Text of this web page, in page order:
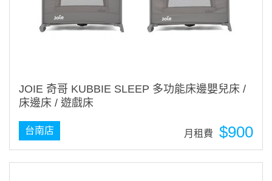
JOIE 奇哥 KUBBIE SLEEP 多功能床邊嬰兒床 /
床邊床 / 遊戲床
$900
月租費
台南店